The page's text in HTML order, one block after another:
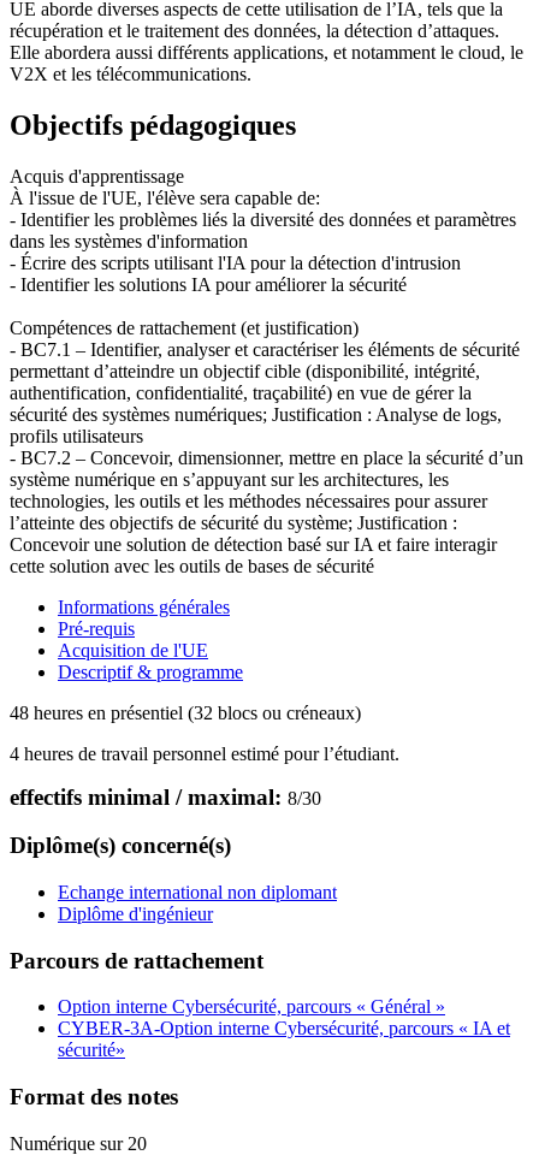
UE aborde diverses aspects de cette utilisation de l’IA, tels que la
récupération et le traitement des données, la détection d’attaques.
Elle abordera aussi différents applications, et notamment le cloud, le
V2X et les télécommunications.
Objectifs pédagogiques
Acquis d'apprentissage
À l'issue de l'UE, l'élève sera capable de:
- Identifier les problèmes liés la diversité des données et paramètres
dans les systèmes d'information
- Écrire des scripts utilisant l'IA pour la détection d'intrusion
- Identifier les solutions IA pour améliorer la sécurité
Compétences de rattachement (et justification)
- BC7.1 – Identifier, analyser et caractériser les éléments de sécurité
permettant d’atteindre un objectif cible (disponibilité, intégrité,
authentification, confidentialité, traçabilité) en vue de gérer la
sécurité des systèmes numériques; Justification : Analyse de logs,
profils utilisateurs
- BC7.2 – Concevoir, dimensionner, mettre en place la sécurité d’un
système numérique en s’appuyant sur les architectures, les
technologies, les outils et les méthodes nécessaires pour assurer
l’atteinte des objectifs de sécurité du système; Justification :
Concevoir une solution de détection basé sur IA et faire interagir
cette solution avec les outils de bases de sécurité
Informations générales
Pré-requis
Acquisition de l'UE
Descriptif & programme
48 heures en présentiel (32 blocs ou créneaux)
4 heures de travail personnel estimé pour l’étudiant.
effectifs minimal / maximal: 8/30
Diplôme(s) concerné(s)
Echange international non diplomant
Diplôme d'ingénieur
Parcours de rattachement
Option interne Cybersécurité, parcours « Général »
CYBER-3A-Option interne Cybersécurité, parcours « IA et
sécurité»
Format des notes
Numérique sur 20